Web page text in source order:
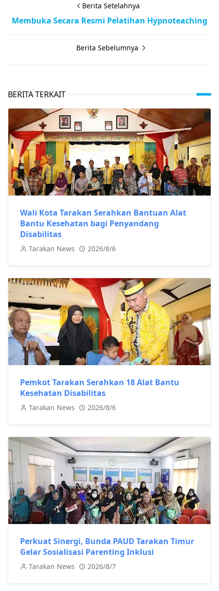
Berita Setelahnya
Membuka Secara Resmi Pelatihan Hypnoteaching
Berita Sebelumnya
BERITA TERKAIT
Wali Kota Tarakan Serahkan Bantuan Alat
Bantu Kesehatan bagi Penyandang
Disabilitas
Tarakan News 2026/8/6
Pemkot Tarakan Serahkan 18 Alat Bantu
Kesehatan Disabilitas
Tarakan News 2026/8/6
Perkuat Sinergi, Bunda PAUD Tarakan Timur
Gelar Sosialisasi Parenting Inklusi
Tarakan News 2026/8/7